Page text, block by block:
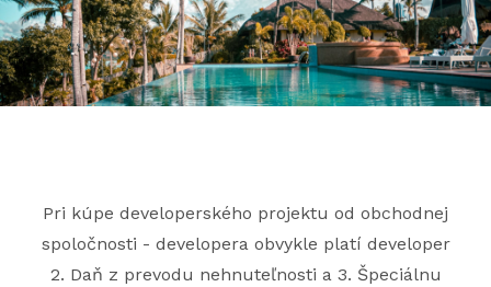
Pri kúpe developerského projektu od obchodnej
spoločnosti - developera obvykle platí developer
2. Daň z prevodu nehnuteľnosti a 3. Špeciálnu